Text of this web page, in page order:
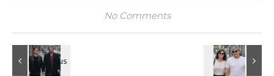
No Comments